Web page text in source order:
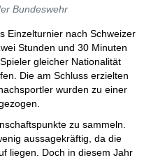
Bundeswehr
Einzelturnier nach Schweizer
Stunden und 30 Minuten
gleicher Nationalität
Die am Schluss erzielten
wurden zu einer
zu sammeln.
aussagekräftig, da die
liegen. Doch in diesem Jahr